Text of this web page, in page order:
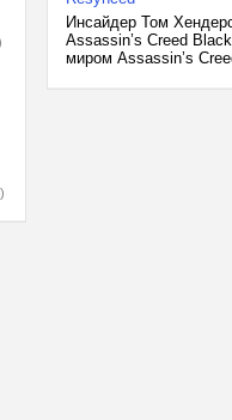
Инсайдер Том
Assassin’s Creed
миром Assassin’s